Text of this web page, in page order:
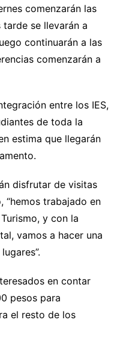
comenzarán las
se llevarán a
continuarán a las
comenzarán a
entre los IES,
de toda la
estima que llegarán
disfrutar de visitas
“hemos trabajado en
y con la
vamos a hacer una
en contar
pesos para
el resto de los